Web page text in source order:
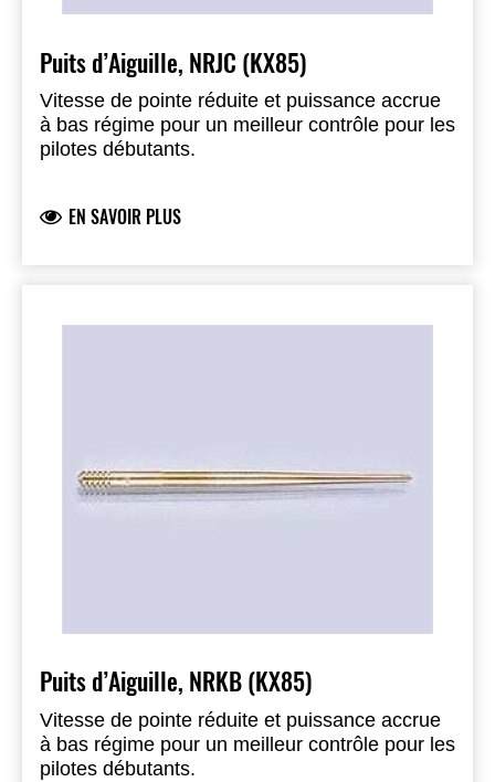
Puits d’Aiguille, NRJC (KX85)
Vitesse de pointe réduite et puissance accrue
à bas régime pour un meilleur contrôle pour les
pilotes débutants.
EN SAVOIR PLUS
Puits d’Aiguille, NRKB (KX85)
Vitesse de pointe réduite et puissance accrue
à bas régime pour un meilleur contrôle pour les
pilotes débutants.